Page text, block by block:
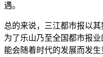
遇。
总的来说，三江都市报以
为了乐山乃至全国都市报
能会随着时代的发展而发